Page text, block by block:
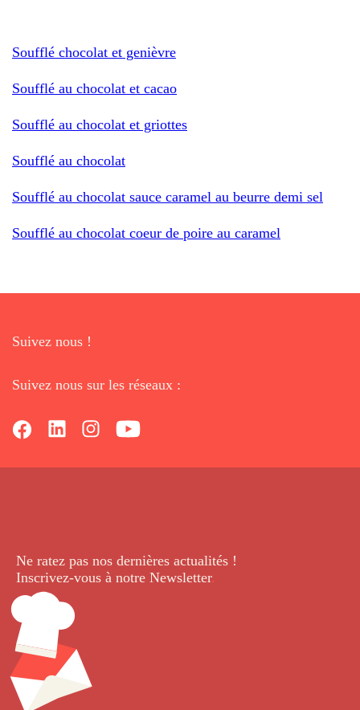
Soufflé chocolat et genièvre
Soufflé au chocolat et cacao
Soufflé au chocolat et griottes
Soufflé au chocolat
Soufflé au chocolat sauce caramel au beurre demi sel
Soufflé au chocolat coeur de poire au caramel
Suivez nous !
Suivez nous sur les réseaux :
Ne ratez pas nos dernières actualités !
Inscrivez-vous à notre Newsletter.